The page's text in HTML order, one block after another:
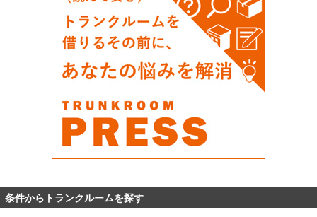
条件からトランクルームを探す